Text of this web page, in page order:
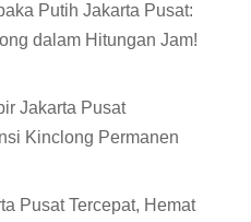
Putih Jakarta Pusat:
dalam Hitungan Jam!
Jakarta Pusat
Kinclong Permanen
Pusat Tercepat, Hemat